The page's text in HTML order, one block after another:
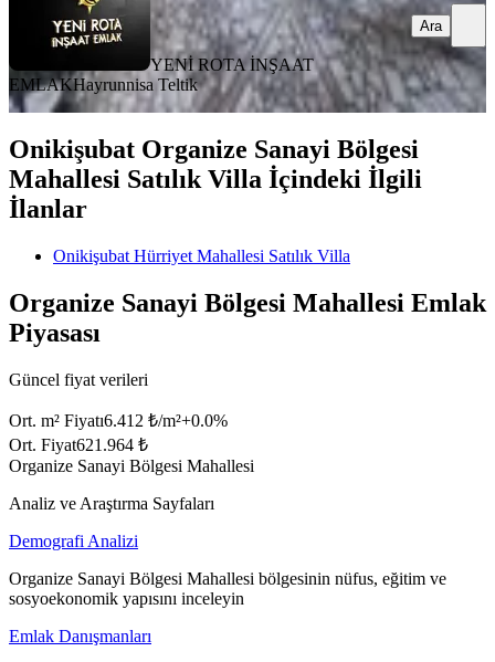
YENİ ROTA İNŞAAT
EMLAKHayrunnisa Teltik
Ara
Onikişubat Organize Sanayi Bölgesi
Mahallesi Satılık Villa İçindeki İlgili
İlanlar
Onikişubat Hürriyet Mahallesi Satılık Villa
Organize Sanayi Bölgesi Mahallesi Emlak
Piyasası
Güncel fiyat verileri
Ort. m² Fiyatı6.412 ₺/m²+0.0%
Ort. Fiyat621.964 ₺
Organize Sanayi Bölgesi Mahallesi
Analiz ve Araştırma Sayfaları
Demografi Analizi
Organize Sanayi Bölgesi Mahallesi bölgesinin nüfus, eğitim ve
sosyoekonomik yapısını inceleyin
Emlak Danışmanları